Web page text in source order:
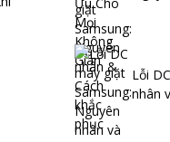
Lỗi
nhân